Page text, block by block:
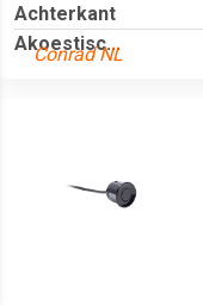
Achterkant
Akoestisc...
Conrad NL